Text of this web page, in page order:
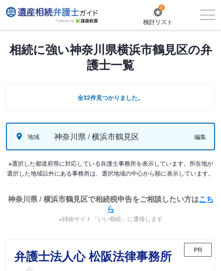
0
検討リスト
相続に強い神奈川県横浜市鶴見区の弁
護士一覧
全32件見つかりました。
地域 神奈川県 / 横浜市鶴見区 編集
※選択した都道府県に対応している弁護士事務所を表示しています。所在地が
選択した地域以外にある事務所は、選択地域の中心から順に表示しています。
神奈川県 / 横浜市鶴見区で相続税申告をご相談したい方はこち
ら
※姉妹サイト「いい相続」に遷移します
弁護士法人心 松阪法律事務所 PR